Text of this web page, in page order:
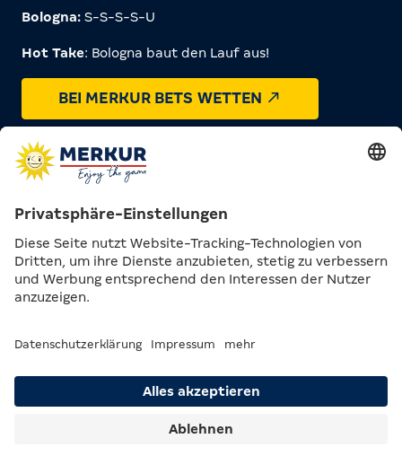
Bologna: S-S-S-S-U
Hot Take: Bologna baut den Lauf aus!
BEI MERKUR BETS WETTEN
DAS HIGHLIGHT AM
WOCHENENDE